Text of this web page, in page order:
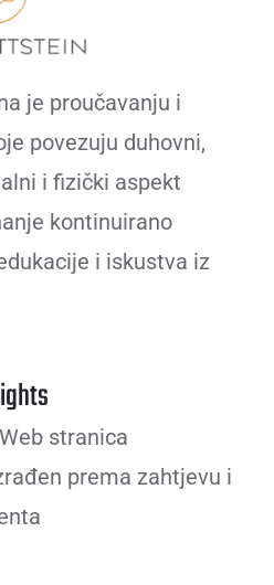
je proučavanju i
povezuju duhovni,
i fizički aspekt
kontinuirano
i iskustva iz
stranica
prema zahtjevu i